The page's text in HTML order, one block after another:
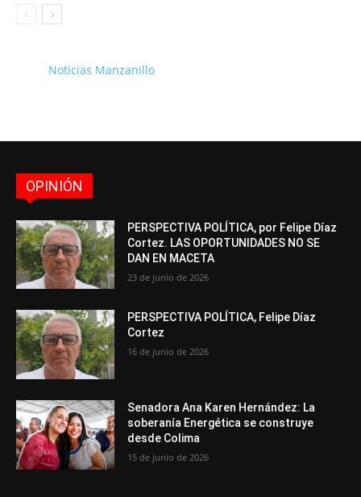
Noticias Manzanillo
OPINIÓN
PERSPECTIVA POLÍTICA, por Felipe Díaz
Cortez. LAS OPORTUNIDADES NO SE
DAN EN MACETA
23 de junio de 2026
PERSPECTIVA POLÍTICA, Felipe Díaz
Cortez
16 de junio de 2026
Senadora Ana Karen Hernández: La
soberanía Energética se construye
desde Colima
15 de junio de 2026